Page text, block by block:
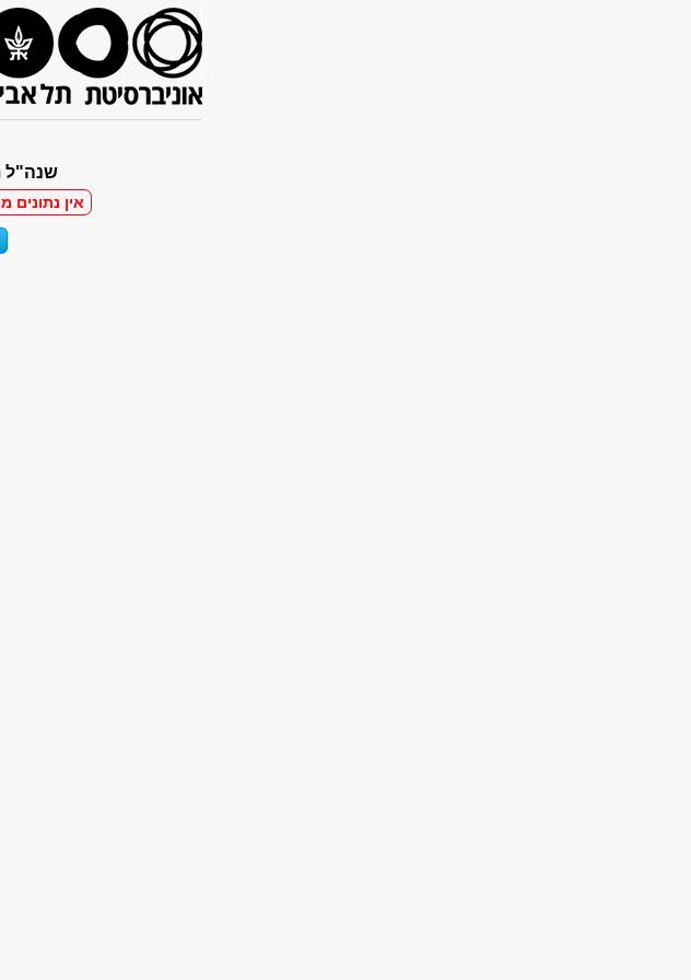
שנה"ל תש"ף
אין נתונים